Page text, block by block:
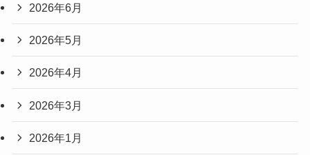
2026年6月
2026年5月
2026年4月
2026年3月
2026年1月